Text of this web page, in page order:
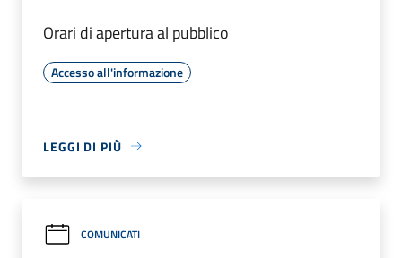
Orari di apertura al pubblico
Accesso all'informazione
LEGGI DI PIÙ
COMUNICATI